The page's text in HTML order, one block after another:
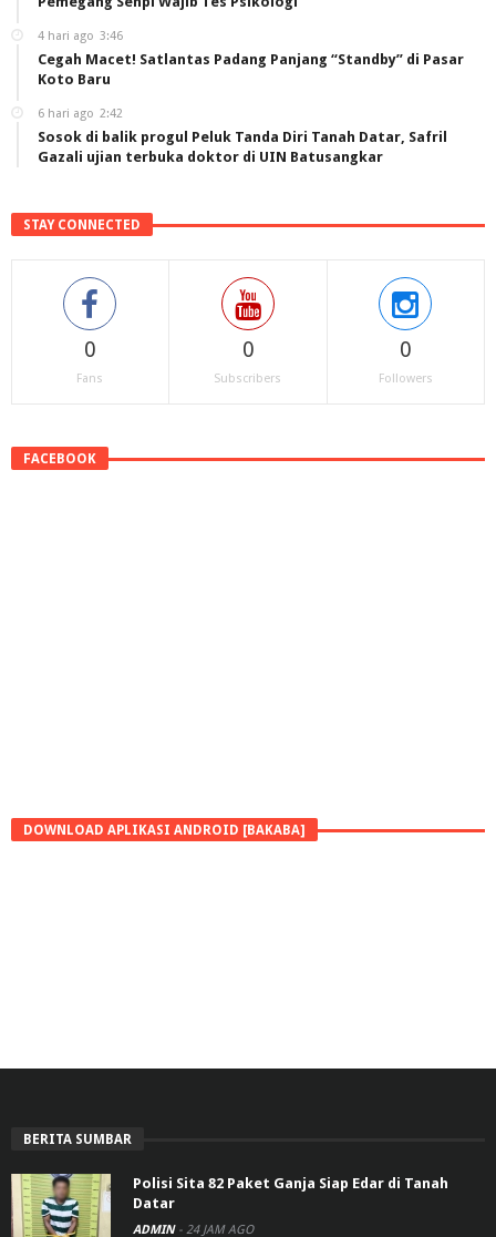
4 hari ago 3:46
Cegah Macet! Satlantas Padang Panjang “Standby” di Pasar
Koto Baru
6 hari ago 2:42
Sosok di balik progul Peluk Tanda Diri Tanah Datar, Safril
Gazali ujian terbuka doktor di UIN Batusangkar
STAY CONNECTED
0
Fans
0
Subscribers
0
Followers
FACEBOOK
DOWNLOAD APLIKASI ANDROID [BAKABA]
BERITA SUMBAR
Polisi Sita 82 Paket Ganja Siap Edar di Tanah
Datar
ADMIN - 24 JAM AGO